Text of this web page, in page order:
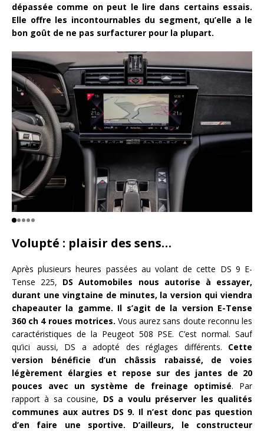
dépassée comme on peut le lire dans certains essais.
Elle offre les incontournables du segment, qu’elle a le
bon goût de ne pas surfacturer pour la plupart.
Volupté : plaisir des sens…
Après plusieurs heures passées au volant de cette DS 9 E-
Tense 225, DS Automobiles nous autorise à essayer,
durant une vingtaine de minutes, la version qui viendra
chapeauter la gamme. Il s’agit de la version E-Tense
360 ch 4 roues motrices. Vous aurez sans doute reconnu les
caractéristiques de la Peugeot 508 PSE. C’est normal. Sauf
qu’ici aussi, DS a adopté des réglages différents. Cette
version bénéficie d’un châssis rabaissé, de voies
légèrement élargies et repose sur des jantes de 20
pouces avec un système de freinage optimisé. Par
rapport à sa cousine, DS a voulu préserver les qualités
communes aux autres DS 9. Il n’est donc pas question
d’en faire une sportive. D’ailleurs, le constructeur